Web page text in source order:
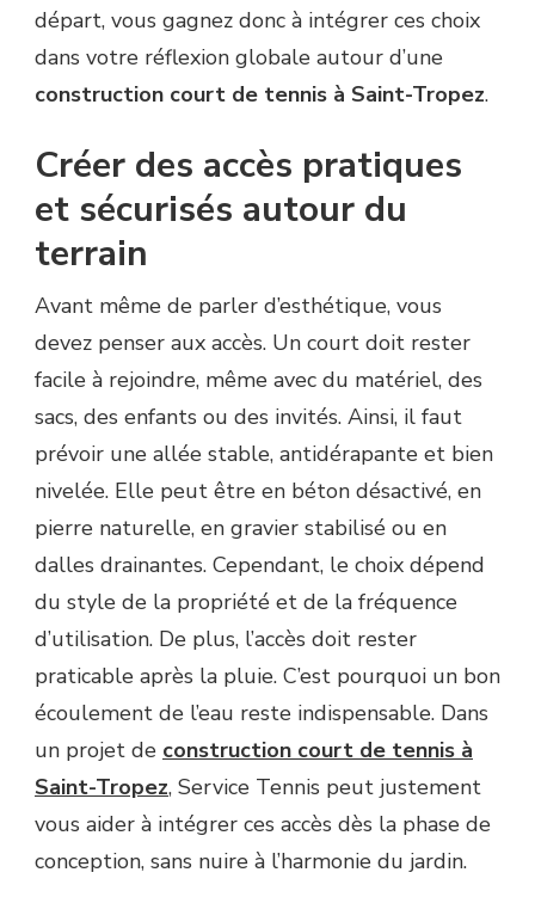
départ, vous gagnez donc à intégrer ces choix
dans votre réflexion globale autour d’une
construction court de tennis à Saint-Tropez.
Créer des accès pratiques
et sécurisés autour du
terrain
Avant même de parler d’esthétique, vous
devez penser aux accès. Un court doit rester
facile à rejoindre, même avec du matériel, des
sacs, des enfants ou des invités. Ainsi, il faut
prévoir une allée stable, antidérapante et bien
nivelée. Elle peut être en béton désactivé, en
pierre naturelle, en gravier stabilisé ou en
dalles drainantes. Cependant, le choix dépend
du style de la propriété et de la fréquence
d’utilisation. De plus, l’accès doit rester
praticable après la pluie. C’est pourquoi un bon
écoulement de l’eau reste indispensable. Dans
un projet de construction court de tennis à
Saint-Tropez, Service Tennis peut justement
vous aider à intégrer ces accès dès la phase de
conception, sans nuire à l’harmonie du jardin.